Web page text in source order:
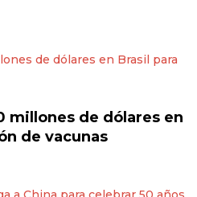
millones de dólares en
de vacunas